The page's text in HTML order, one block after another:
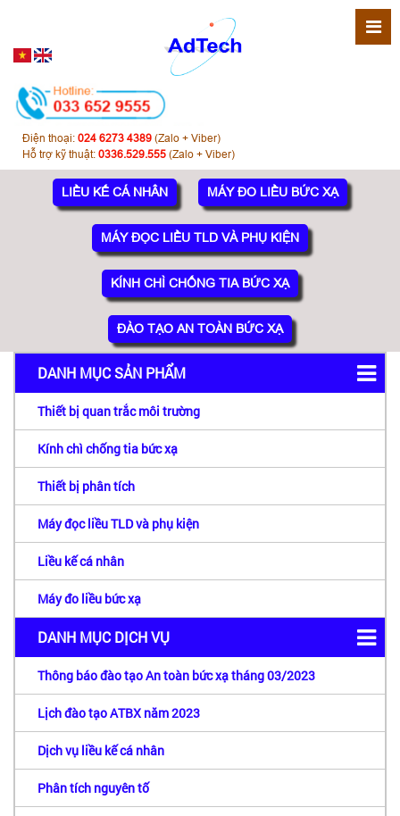
Điện thoại: 024 6273 4389 (Zalo + Viber)
Hỗ trợ kỹ thuật: 0336.529.555 (Zalo + Viber)
LIỀU KẾ CÁ NHÂN MÁY ĐO LIỀU BỨC XẠ
MÁY ĐỌC LIỀU TLD VÀ PHỤ KIỆN
KÍNH CHÌ CHỐNG TIA BỨC XẠ
ĐÀO TẠO AN TOÀN BỨC XẠ
DANH MỤC SẢN PHẨM
Thiết bị quan trắc môi trường
Kính chì chống tia bức xạ
Thiết bị phân tích
Máy đọc liều TLD và phụ kiện
Liều kế cá nhân
Máy đo liều bức xạ
DANH MỤC DỊCH VỤ
Thông báo đào tạo An toàn bức xạ tháng 03/2023
Lịch đào tạo ATBX năm 2023
Dịch vụ liều kế cá nhân
Phân tích nguyên tố